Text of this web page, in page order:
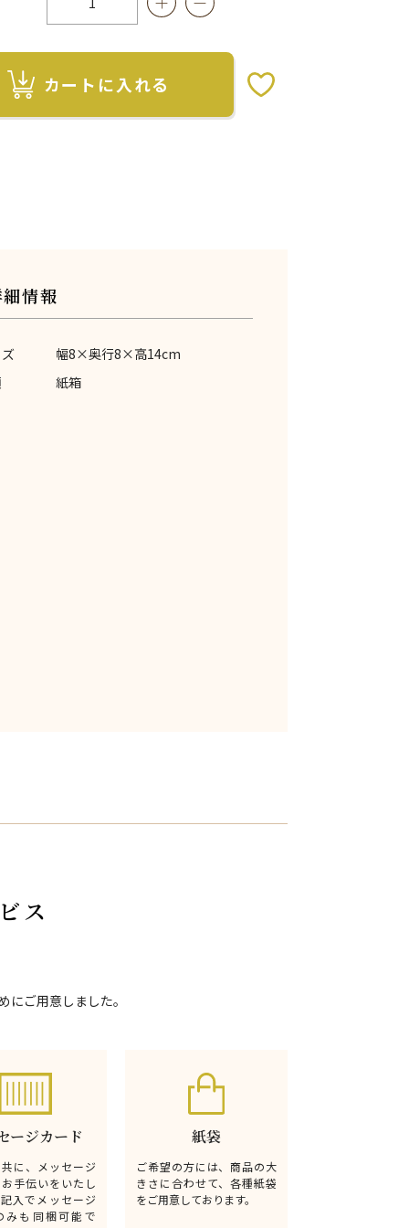
カートに入れるお気に入りボタン
情報
幅8×奥行8×高14cm
紙箱
ス
ご用意しました。
ージカード
に、メッセージ
手伝いをいたし
入でメッセージ
みも同梱可能で
紙袋
ご希望の方には、商品の大
きさに合わせて、各種紙袋
をご用意しております。